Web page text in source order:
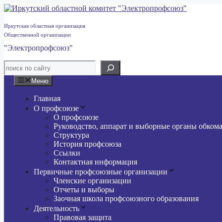
Перейти
содержимому
Иркутская областная организация
Общественной организации
"Электропрофсоюз"
Меню
Главная
О профсоюзе
О профсоюзе
Руководство, аппарат и выборные органы обкома
Структура
История профсоюза
Ссылки
Контактная информация
Первичные профсоюзные организации
Членские организации
Отчеты и выборы
Заочная школа профсоюзного образования
Деятельность
Правовая защита